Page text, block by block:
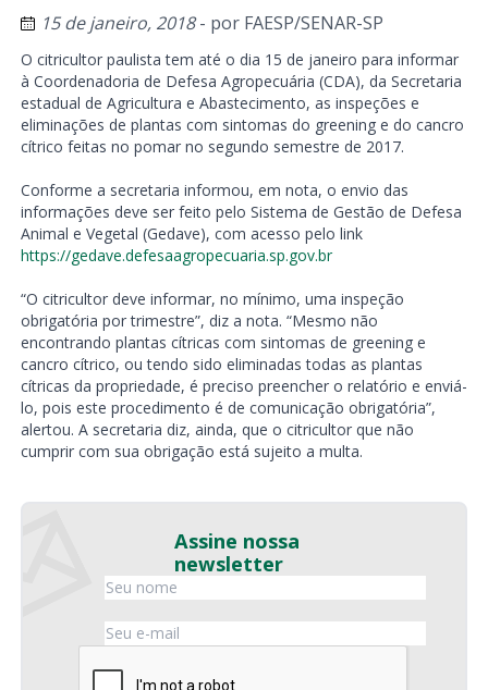
15 de janeiro, 2018- por FAESP/SENAR-SP
O citricultor paulista tem até o dia 15 de janeiro para informar
à Coordenadoria de Defesa Agropecuária (CDA), da Secretaria
estadual de Agricultura e Abastecimento, as inspeções e
eliminações de plantas com sintomas do greening e do cancro
cítrico feitas no pomar no segundo semestre de 2017.
Conforme a secretaria informou, em nota, o envio das
informações deve ser feito pelo Sistema de Gestão de Defesa
Animal e Vegetal (Gedave), com acesso pelo link
https://gedave.defesaagropecuaria.sp.gov.br
“O citricultor deve informar, no mínimo, uma inspeção
obrigatória por trimestre”, diz a nota. “Mesmo não
encontrando plantas cítricas com sintomas de greening e
cancro cítrico, ou tendo sido eliminadas todas as plantas
cítricas da propriedade, é preciso preencher o relatório e enviá-
lo, pois este procedimento é de comunicação obrigatória”,
alertou. A secretaria diz, ainda, que o citricultor que não
cumprir com sua obrigação está sujeito a multa.
Assine nossa
newsletter